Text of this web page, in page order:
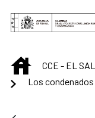
Saltar al
INICIOCCE - EL
Los